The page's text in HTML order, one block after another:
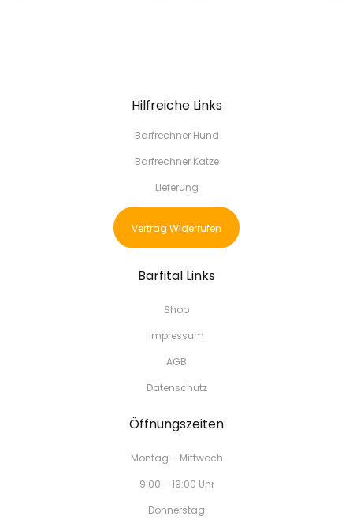
Hilfreiche Links
Barfrechner Hund
Barfrechner Katze
Lieferung
Vertrag Widerrufen
Barfital Links
Shop
Impressum
AGB
Datenschutz
Öffnungszeiten
Montag – Mittwoch
9:00 – 19:00 Uhr
Donnerstag